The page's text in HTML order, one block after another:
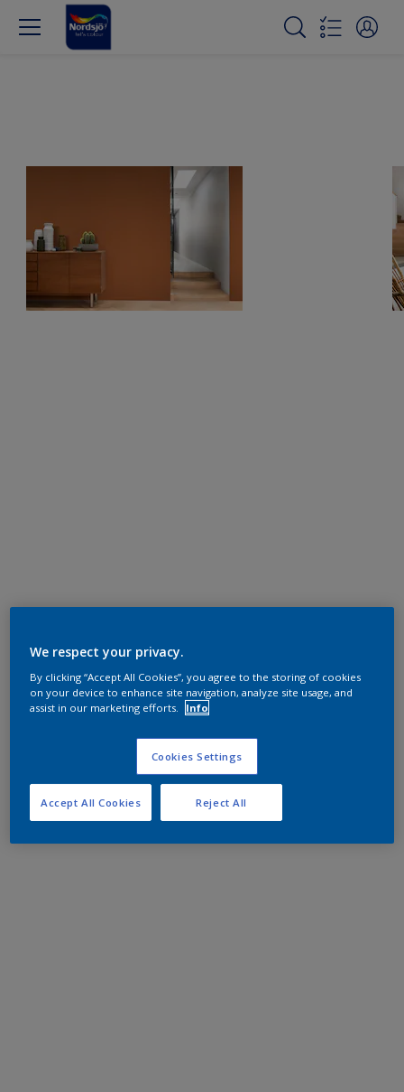
We respect your privacy.
By clicking “Accept All Cookies”, you agree to the storing of cookies
on your device to enhance site navigation, analyze site usage, and
assist in our marketing efforts.
Info
Cookies Settings
Reject All
Accept All Cookies